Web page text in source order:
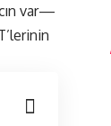
var—